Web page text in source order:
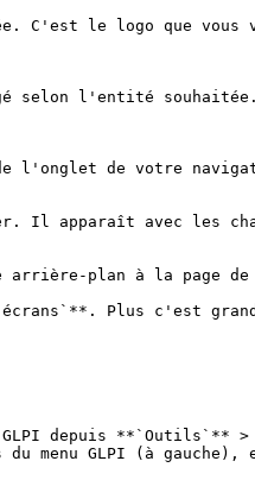
le logo que vous
l'entité souhaitée.
l'onglet de votre
Il apparaît avec les
arrière-plan à la page de
depuis
menu GLPI (à gauche),